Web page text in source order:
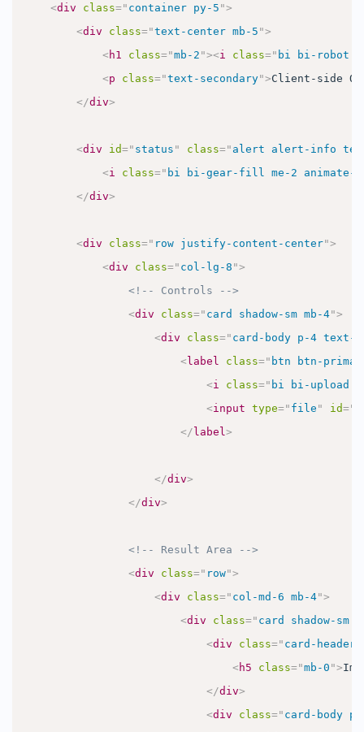
<div class=" container py-5 ">
<div class="text-center mb-5 ">
<h1 class="mb-2 "><i class=" bi bi-robot
<p class="text-secondary">Client-side
</div>
<div id=" status " class=" alert alert-info text-
<i class=" bi bi-gear-fill me-2 animate-
</div>
<div class=" row justify-content-center">
<div class=" col-lg-8 ">
<!-- Controls -->
<div class=" card shadow-sm mb-4">
<div class=" card-body p-4 text-
<label class=" btn btn-
<i class=" bi bi-upload
<input type=" file " id="
</label >
</div>
</div>
<!-- Result Area -->
<div class=" row">
<div class=" col-md-6 mb-4">
<div class=" card shadow-sm
<div class=" card-header
<h5 class="mb-0 ">
</div>
<div class=" card-body p-